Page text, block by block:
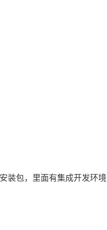
装包，里面有集成开发环境